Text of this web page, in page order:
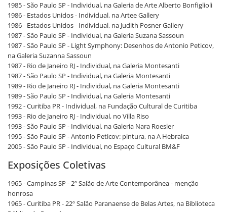
1985 - São Paulo SP - Individual, na Galeria de Arte Alberto Bonfiglioli
1986 - Estados Unidos - Individual, na Artee Gallery
1986 - Estados Unidos - Individual, na Judith Posner Gallery
1987 - São Paulo SP - Individual, na Galeria Suzana Sassoun
1987 - São Paulo SP - Light Symphony: Desenhos de Antonio Peticov,
na Galeria Suzanna Sassoun
1987 - Rio de Janeiro RJ - Individual, na Galeria Montesanti
1987 - São Paulo SP - Individual, na Galeria Montesanti
1989 - Rio de Janeiro RJ - Individual, na Galeria Montesanti
1989 - São Paulo SP - Individual, na Galeria Montesanti
1992 - Curitiba PR - Individual, na Fundação Cultural de Curitiba
1993 - Rio de Janeiro RJ - Individual, no Villa Riso
1993 - São Paulo SP - Individual, na Galeria Nara Roesler
1995 - São Paulo SP - Antonio Peticov: pintura, na A Hebraica
2005 - São Paulo SP - Individual, no Espaço Cultural BM&F
Exposições Coletivas
1965 - Campinas SP - 2º Salão de Arte Contemporânea - menção
honrosa
1965 - Curitiba PR - 22º Salão Paranaense de Belas Artes, na Biblioteca